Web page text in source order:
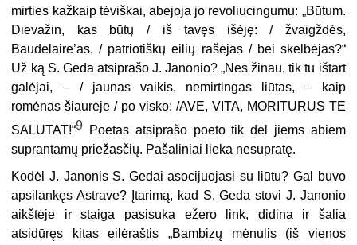
mirties kažkaip tėviškai, abejoja jo revoliucingumu: „Būtum.
Dievažin, kas būtų / iš tavęs išėję: / žvaigždės,
Baudelaire’as, / patriotiškų eilių rašėjas / bei skelbėjas?“
Už ką S. Geda atsiprašo J. Janonio? „Nes žinau, tik tu ištart
galėjai, – / jaunas vaikis, nemirtingas liūtas, – kaip
romėnas šiaurėje / po visko: /AVE, VITA, MORITURUS TE
SALUTAT!“9 Poetas atsiprašo poeto tik dėl jiems abiem
suprantamų priežasčių. Pašaliniai lieka nesupratę.
Kodėl J. Janonis S. Gedai asocijuojasi su liūtu? Gal buvo
apsilankęs Astrave? Įtarimą, kad S. Geda stovi J. Janonio
aikštėje ir staiga pasisuka ežero link, didina ir šalia
atsidūręs kitas eilėraštis „Bambizų mėnulis (iš vienos